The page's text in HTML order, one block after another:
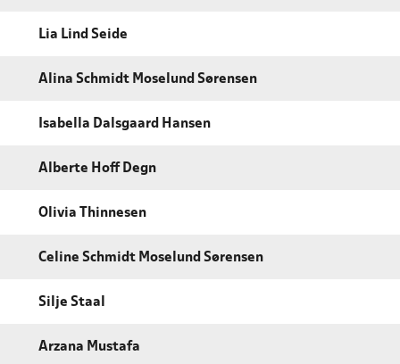
Lia Lind Seide
Alina Schmidt Moselund Sørensen
Isabella Dalsgaard Hansen
Alberte Hoff Degn
Olivia Thinnesen
Celine Schmidt Moselund Sørensen
Silje Staal
Arzana Mustafa